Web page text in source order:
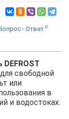
- Ответ 0
свободной
или
в
и водостоках.